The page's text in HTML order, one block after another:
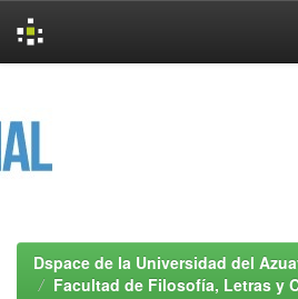
Dspace de la Universidad del
Facultad de Filosofía, Letras y